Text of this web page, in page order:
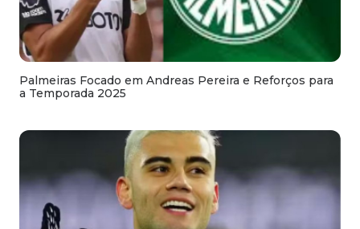
Palmeiras Focado em Andreas Pereira e Reforços para
a Temporada 2025